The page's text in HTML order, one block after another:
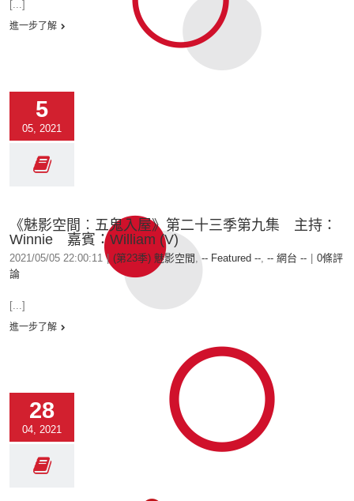
[...]
進一步了解
5
05, 2021
《魅影空間︰五鬼入屋》第二十三季第九集 主持：
Winnie 嘉賓：William (V)
2021/05/05 22:00:11 | (第23季) 魅影空間 ,-- Featured --, -- 網台 --
0條評
論
[...]
進一步了解
28
04, 2021